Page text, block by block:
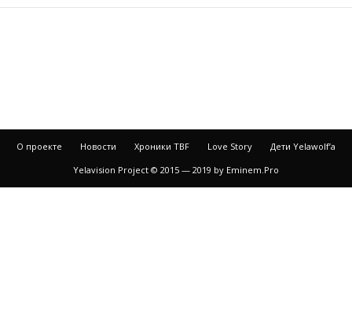
О проекте Новости Хроники TBF Love Story
Дети Yelawolf’a
Yelavision Project © 2015 — 2019 by Eminem.Pro